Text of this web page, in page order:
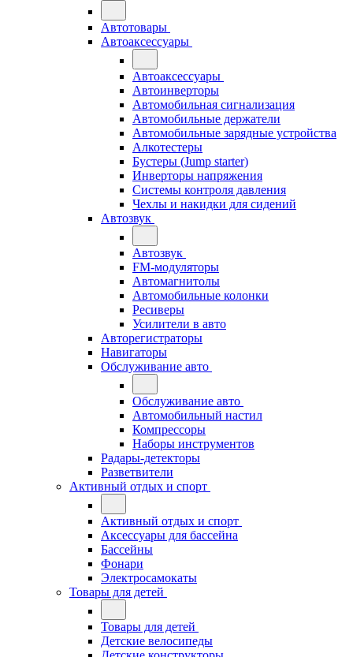
Автотовары
Автоаксессуары
Автоаксессуары
Автоинверторы
Автомобильная сигнализация
Автомобильные держатели
Автомобильные зарядные устройства
Алкотестеры
Бустеры (Jump starter)
Инверторы напряжения
Системы контроля давления
Чехлы и накидки для сидений
Автозвук
Автозвук
FM-модуляторы
Автомагнитолы
Автомобильные колонки
Ресиверы
Усилители в авто
Авторегистраторы
Навигаторы
Обслуживание авто
Обслуживание авто
Автомобильный настил
Компрессоры
Наборы инструментов
Радары-детекторы
Разветвители
Активный отдых и спорт
Активный отдых и спорт
Аксессуары для бассейна
Бассейны
Фонари
Электросамокаты
Товары для детей
Товары для детей
Детские велосипеды